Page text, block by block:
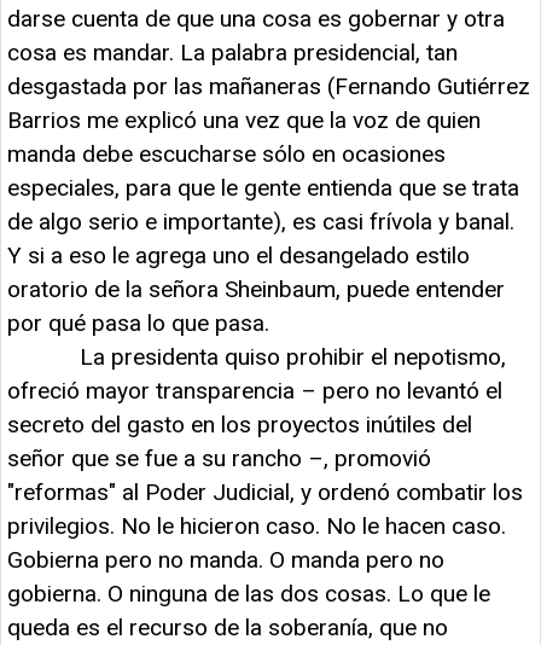
darse cuenta de que una cosa es gobernar y otra
cosa es mandar. La palabra presidencial, tan
desgastada por las mañaneras (Fernando Gutiérrez
Barrios me explicó una vez que la voz de quien
manda debe escucharse sólo en ocasiones
especiales, para que le gente entienda que se trata
de algo serio e importante), es casi frívola y banal.
Y si a eso le agrega uno el desangelado estilo
oratorio de la señora Sheinbaum, puede entender
por qué pasa lo que pasa.
La presidenta quiso prohibir el nepotismo,
ofreció mayor transparencia – pero no levantó el
secreto del gasto en los proyectos inútiles del
señor que se fue a su rancho –, promovió
"reformas" al Poder Judicial, y ordenó combatir los
privilegios. No le hicieron caso. No le hacen caso.
Gobierna pero no manda. O manda pero no
gobierna. O ninguna de las dos cosas. Lo que le
queda es el recurso de la soberanía, que no